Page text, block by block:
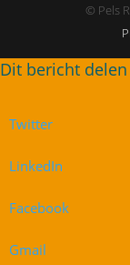
© Pels
Twitter
LinkedIn
Facebook
Gmail